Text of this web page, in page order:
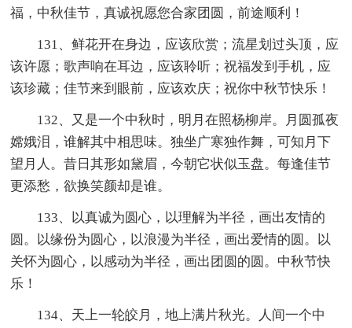
福，中秋佳节，真诚祝愿您合家团圆，前途顺利！
131、鲜花开在身边，应该欣赏；流星划过头顶，应
该许愿；歌声响在耳边，应该聆听；祝福发到手机，应
该珍藏；佳节来到眼前，应该欢庆；祝你中秋节快乐！
132、又是一个中秋时，明月在照杨柳岸。月圆孤夜
嫦娥泪，谁解其中相思味。独坐广寒独作舞，可知月下
望月人。昔日其形如黛眉，今朝它状似玉盘。每逢佳节
更添愁，欲换笑颜却是谁。
133、以真诚为圆心，以理解为半径，画出友情的
圆。以缘份为圆心，以浪漫为半径，画出爱情的圆。以
关怀为圆心，以感动为半径，画出团圆的圆。中秋节快
乐！
134、天上一轮皎月，地上满片秋光。人间一个中